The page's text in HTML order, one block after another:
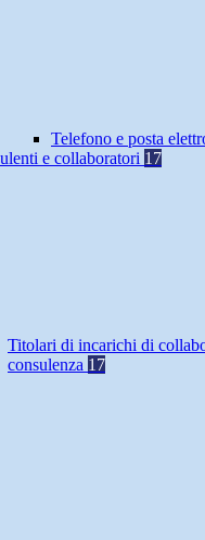
Telefono e posta
e collaboratori 17
Titolari di incarichi di
consulenza 17